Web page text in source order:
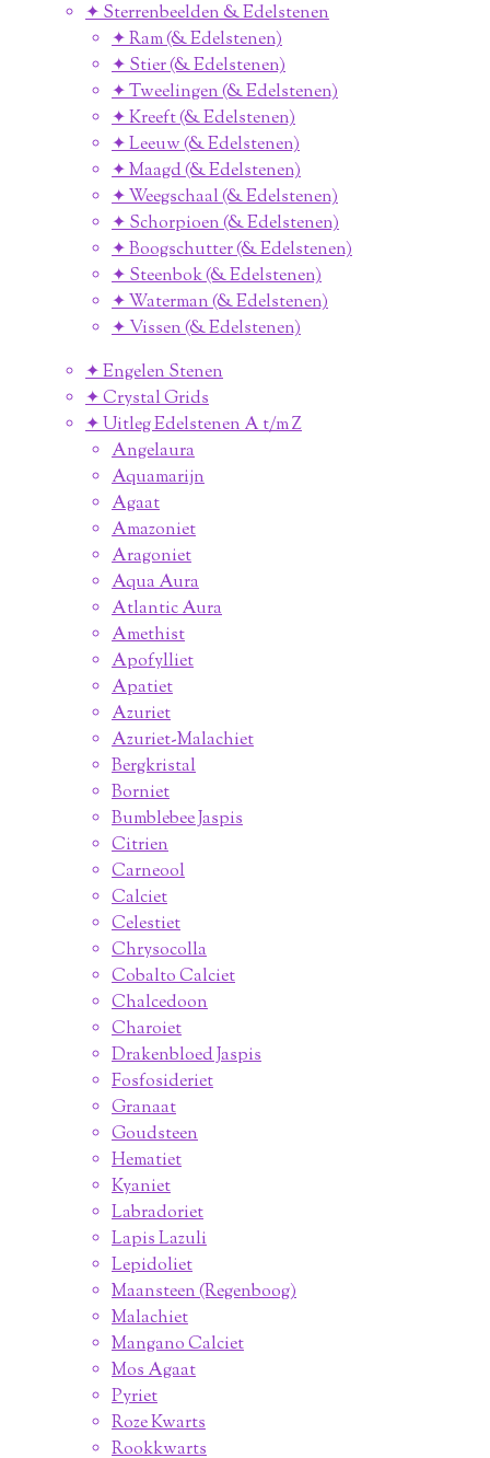
✦ Sterrenbeelden & Edelstenen
✦ Ram (& Edelstenen)
✦ Stier (& Edelstenen)
✦ Tweelingen (& Edelstenen)
✦ Kreeft (& Edelstenen)
✦ Leeuw (& Edelstenen)
✦ Maagd (& Edelstenen)
✦ Weegschaal (& Edelstenen)
✦ Schorpioen (& Edelstenen)
✦ Boogschutter (& Edelstenen)
✦ Steenbok (& Edelstenen)
✦ Waterman (& Edelstenen)
✦ Vissen (& Edelstenen)
✦ Engelen Stenen
✦ Crystal Grids
✦ Uitleg Edelstenen A t/m Z
Angelaura
Aquamarijn
Agaat
Amazoniet
Aragoniet
Aqua Aura
Atlantic Aura
Amethist
Apofylliet
Apatiet
Azuriet
Azuriet-Malachiet
Bergkristal
Borniet
Bumblebee Jaspis
Citrien
Carneool
Calciet
Celestiet
Chrysocolla
Cobalto Calciet
Chalcedoon
Charoiet
Drakenbloed Jaspis
Fosfosideriet
Granaat
Goudsteen
Hematiet
Kyaniet
Labradoriet
Lapis Lazuli
Lepidoliet
Maansteen (Regenboog)
Malachiet
Mangano Calciet
Mos Agaat
Pyriet
Roze Kwarts
Rookkwarts